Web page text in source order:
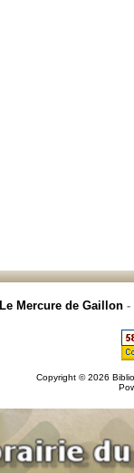
Le Mercure de Gaillon -
Copyright © 2026